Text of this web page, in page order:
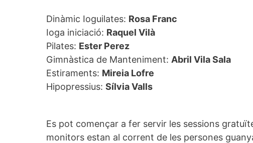
Dinàmic Ioguilates: Rosa Franc
Ioga iniciació: Raquel Vilà
Pilates: Ester Perez
Gimnàstica de Manteniment: Abril Vila Sala
Estiraments: Mireia Lofre
Hipopressius: Sílvia Valls
Es pot començar a fer servir les sessions
monitors estan al corrent de les persones